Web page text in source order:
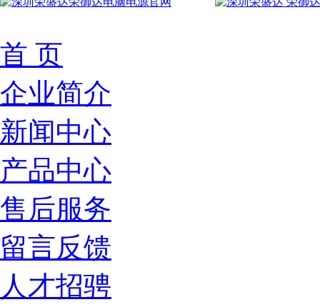
首 页
企业简介
新闻中心
产品中心
售后服务
留言反馈
人才招骋